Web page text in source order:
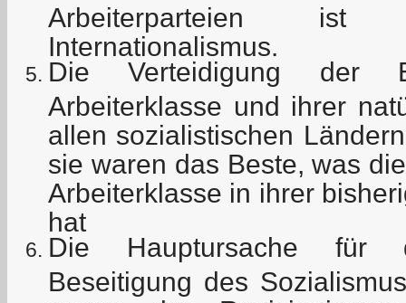
Arbeiterparteien ist
Internationalismus.
Die Verteidigung der
Arbeiterklasse und ihrer
allen sozialistischen
sie waren das Beste, was
Arbeiterklasse in ihrer
hat
Die Hauptursache für
Beseitigung des